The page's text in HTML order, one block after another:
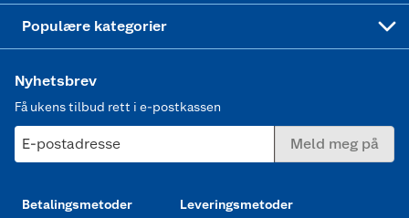
Populære kategorier
Nyhetsbrev
Få ukens tilbud rett i e-postkassen
E-postadresse Meld meg på
Betalingsmetoder Leveringsmetoder